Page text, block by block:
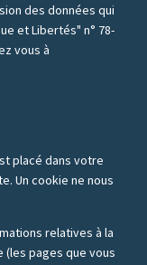
des données qui
et Libertés" n° 78-
vous à
placé dans votre
Un cookie ne nous
relatives à la
pages que vous